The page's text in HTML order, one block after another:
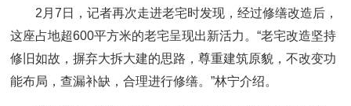
2月7日，记者再次走进老宅时发现，经过修缮改造后，
这座占地超600平方米的老宅呈现出新活力。“老宅改造坚持
修旧如故，摒弃大拆大建的思路，尊重建筑原貌，不改变功
能布局，查漏补缺，合理进行修缮。”林宁介绍。